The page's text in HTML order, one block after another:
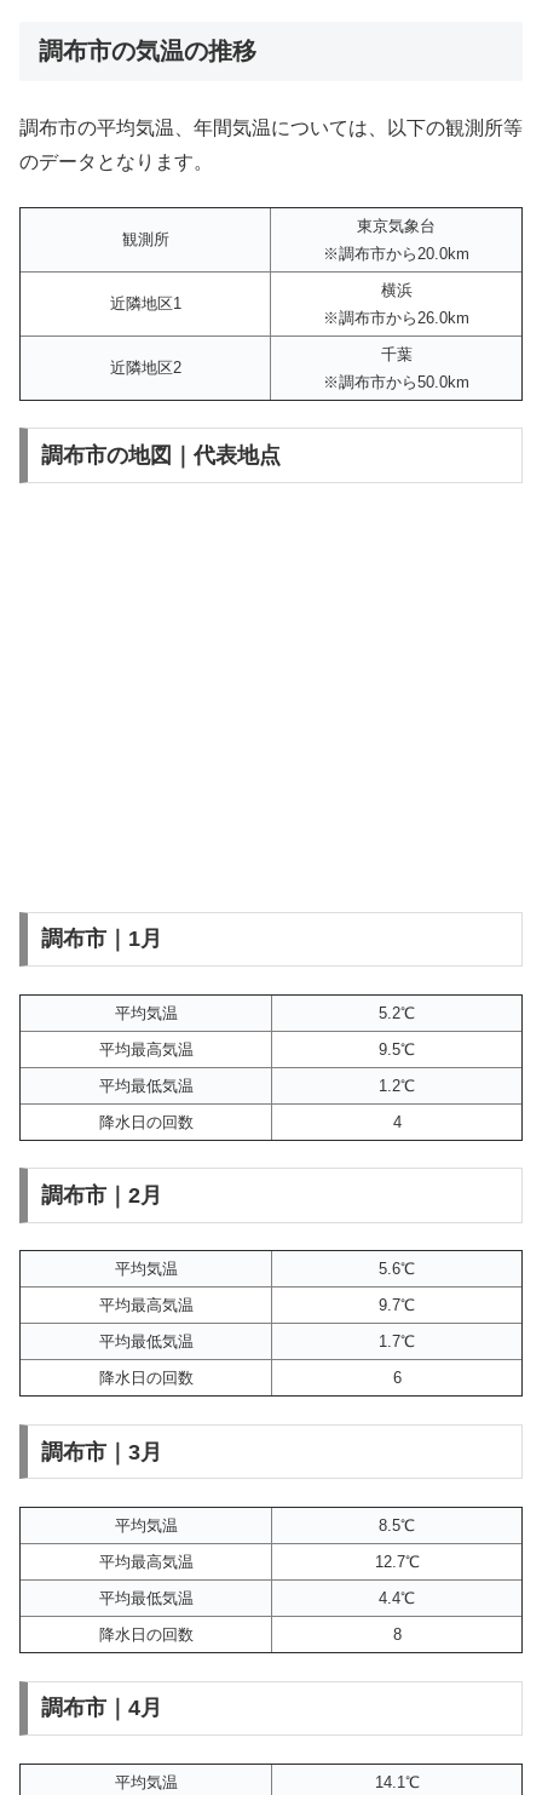
調布市の気温の推移
調布市の平均気温、年間気温については、以下の観測所等
のデータとなります。
観測所
東京気象台
※調布市から20.0km
近隣地区1
横浜
※調布市から26.0km
近隣地区2
千葉
※調布市から50.0km
調布市の地図｜代表地点
調布市｜1月
平均気温
5.2℃
平均最高気温
9.5℃
平均最低気温
1.2℃
降水日の回数
4
調布市｜2月
平均気温
5.6℃
平均最高気温
9.7℃
平均最低気温
1.7℃
降水日の回数
6
調布市｜3月
平均気温
8.5℃
平均最高気温
12.7℃
平均最低気温
4.4℃
降水日の回数
8
調布市｜4月
平均気温 14.1℃